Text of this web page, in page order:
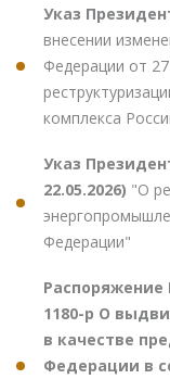
Указ
внесении
Федерации от
комплекса
Указ
22.05.2026) "О
Федерации"
Распоряжение
1180-р О
в качестве
Федерации в